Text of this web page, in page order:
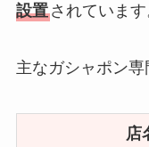
設置されています
主なガシャポン専
店